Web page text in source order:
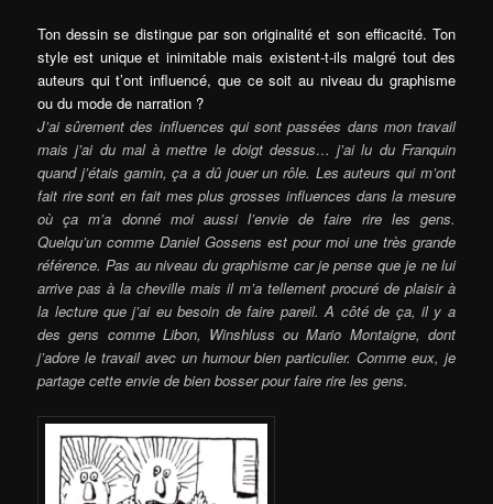
Ton dessin se distingue par son originalité et son efficacité. Ton
style est unique et inimitable mais existent-t-ils malgré tout des
auteurs qui t’ont influencé, que ce soit au niveau du graphisme
ou du mode de narration ?
J’ai sûrement des influences qui sont passées dans mon travail
mais j’ai du mal à mettre le doigt dessus… j’ai lu du Franquin
quand j’étais gamin, ça a dû jouer un rôle. Les auteurs qui m’ont
fait rire sont en fait mes plus grosses influences dans la mesure
où ça m’a donné moi aussi l’envie de faire rire les gens.
Quelqu’un comme Daniel Gossens est pour moi une très grande
référence. Pas au niveau du graphisme car je pense que je ne lui
arrive pas à la cheville mais il m’a tellement procuré de plaisir à
la lecture que j’ai eu besoin de faire pareil. A côté de ça, il y a
des gens comme Libon, Winshluss ou Mario Montaigne, dont
j’adore le travail avec un humour bien particulier. Comme eux, je
partage cette envie de bien bosser pour faire rire les gens.